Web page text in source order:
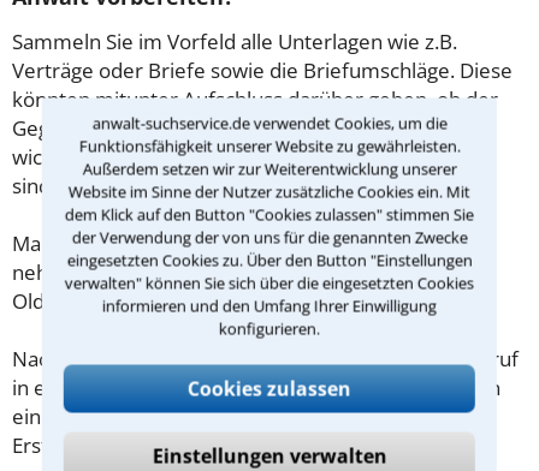
anwalt-suchservice.de verwendet Cookies, um die
Funktionsfähigkeit unserer Website zu gewährleisten.
Außerdem setzen wir zur Weiterentwicklung unserer
Website im Sinne der Nutzer zusätzliche Cookies ein. Mit
dem Klick auf den Button "Cookies zulassen" stimmen Sie
der Verwendung der von uns für die genannten Zwecke
eingesetzten Cookies zu. Über den Button "Einstellungen
verwalten" können Sie sich über die eingesetzten Cookies
informieren und den Umfang Ihrer Einwilligung
konfigurieren.
Cookies zulassen
Einstellungen verwalten
Sammeln Sie im Vorfeld alle Unterlagen wie z.B.
Verträge oder Briefe sowie die Briefumschläge. Diese
könnten mitunter Aufschluss darüber geben, ob der
Gegner Fristen beachtet hat. Gibt es Zeugen oder
wichtige Adressen, die für den Fall von Bedeutung
sind?
Machen Sie sich vorab schriftliche Notizen und
nehmen Sie diese zum Beratungsgespräch in
Oldenburg mit.
Nachdem Sie über das Kontaktformular einen Rückruf
in einer Kanzlei angefordert haben, stellen wir Ihnen
eine Checkliste zur Verfügung, mit der Sie das
Erstgespräch ausreichend vorbereiten können.